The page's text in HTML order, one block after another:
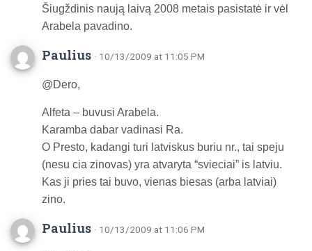
Šiugždinis naują laivą 2008 metais pasistatė ir vėl
Arabela pavadino.
Paulius · 10/13/2009 at 11:05 PM
@Dero,
Alfeta – buvusi Arabela.
Karamba dabar vadinasi Ra.
O Presto, kadangi turi latviskus buriu nr., tai speju
(nesu cia zinovas) yra atvaryta “svieciai” is latviu.
Kas ji pries tai buvo, vienas biesas (arba latviai)
zino.
Paulius · 10/13/2009 at 11:06 PM